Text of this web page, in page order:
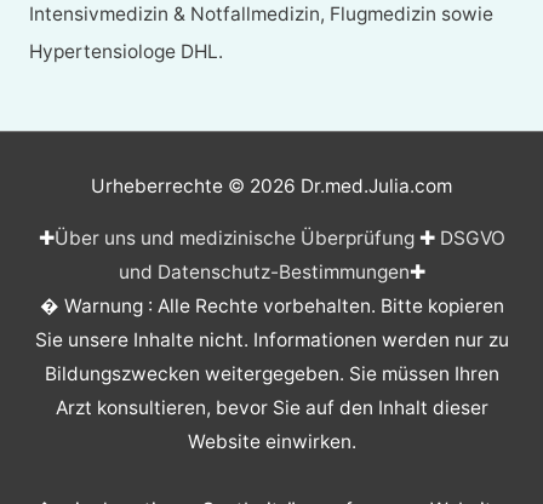
Intensivmedizin & Notfallmedizin, Flugmedizin sowie
Hypertensiologe DHL.
Urheberrechte © 2026 Dr.med.Julia.com
✚Über uns und medizinische Überprüfung✚ DSGVO
und Datenschutz-Bestimmungen✚
� Warnung : Alle Rechte vorbehalten. Bitte kopieren
Sie unsere Inhalte nicht. Informationen werden nur zu
Bildungszwecken weitergegeben. Sie müssen Ihren
Arzt konsultieren, bevor Sie auf den Inhalt dieser
Website einwirken.